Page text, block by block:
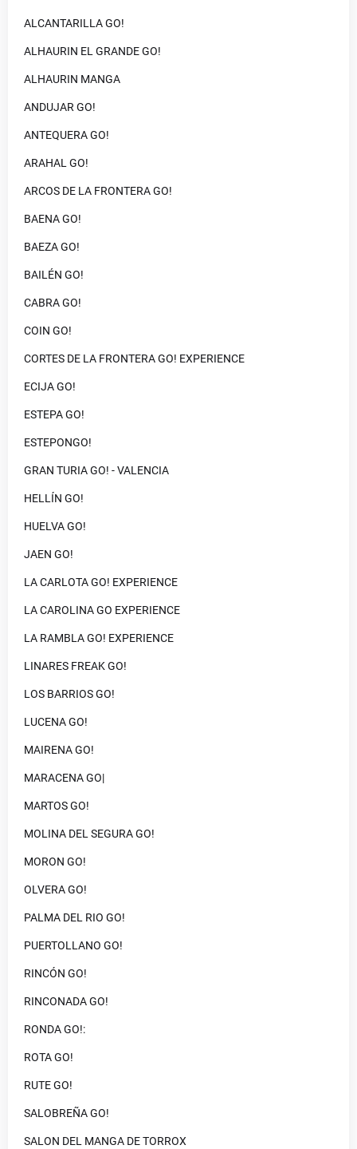
ALCANTARILLA GO!
ALHAURIN EL GRANDE GO!
ALHAURIN MANGA
ANDUJAR GO!
ANTEQUERA GO!
ARAHAL GO!
ARCOS DE LA FRONTERA GO!
BAENA GO!
BAEZA GO!
BAILÉN GO!
CABRA GO!
COIN GO!
CORTES DE LA FRONTERA GO! EXPERIENCE
ECIJA GO!
ESTEPA GO!
ESTEPONGO!
GRAN TURIA GO! - VALENCIA
HELLÍN GO!
HUELVA GO!
JAEN GO!
LA CARLOTA GO! EXPERIENCE
LA CAROLINA GO EXPERIENCE
LA RAMBLA GO! EXPERIENCE
LINARES FREAK GO!
LOS BARRIOS GO!
LUCENA GO!
MAIRENA GO!
MARACENA GO|
MARTOS GO!
MOLINA DEL SEGURA GO!
MORON GO!
OLVERA GO!
PALMA DEL RIO GO!
PUERTOLLANO GO!
RINCÓN GO!
RINCONADA GO!
RONDA GO!:
ROTA GO!
RUTE GO!
SALOBREÑA GO!
SALON DEL MANGA DE TORROX